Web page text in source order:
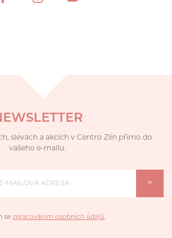
slevách a akcích v Centro Zlín přímo do
vašeho e-mailu.
>
sezpracováním osobních údajů.